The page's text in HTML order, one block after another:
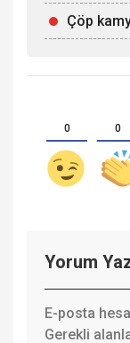
Çöp
0 0
Yorum
E-posta
Gerekli